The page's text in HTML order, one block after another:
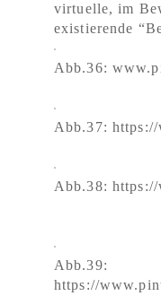
virtuelle, im
existierende
Abb.36:
Abb.37:
Abb.38:
Abb.39:
https://